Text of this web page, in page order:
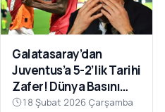
Galatasaray’dan
Juventus’a 5-2’lik Tarihi
Zafer! Dünya Basını
Manşetlere Taşıdı
18 Şubat 2026 Çarşamba